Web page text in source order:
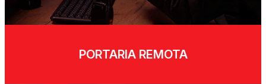
PORTARIA REMOTA